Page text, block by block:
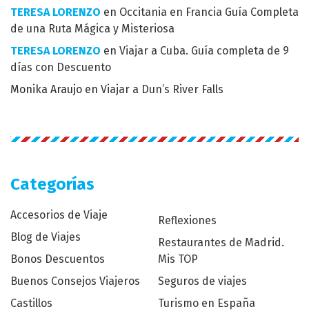
TERESA LORENZO en Occitania en Francia Guía Completa
de una Ruta Mágica y Misteriosa
TERESA LORENZO en Viajar a Cuba. Guía completa de 9
días con Descuento
Monika Araujo en Viajar a Dun’s River Falls
Categorías
Accesorios de Viaje
Blog de Viajes
Bonos Descuentos
Buenos Consejos Viajeros
Castillos
Reflexiones
Restaurantes de Madrid.
Mis TOP
Seguros de viajes
Turismo en España